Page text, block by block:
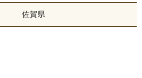
佐賀県